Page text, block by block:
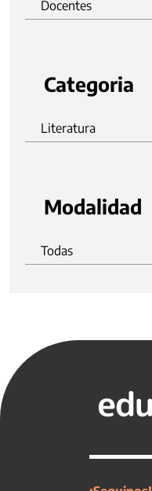
Docentes
Categoria
Literatura
Modalidad
Todas